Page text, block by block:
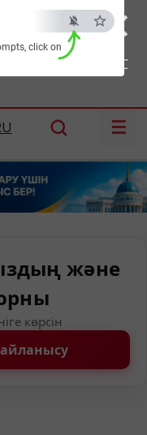
×
ESC
click on
Шымкент:35°C
☰
және
көрсін